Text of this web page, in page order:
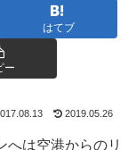
はてブ
ー
2019.05.26
へは空港からのリ